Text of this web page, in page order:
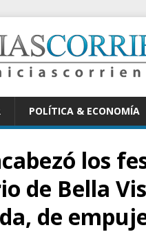
POLÍTICA & ECONOMÍA
los
de Bella
de